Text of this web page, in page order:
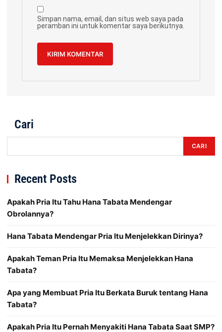
Simpan nama, email, dan situs web saya pada
peramban ini untuk komentar saya berikutnya.
Cari
CARI
Recent Posts
Apakah Pria Itu Tahu Hana Tabata Mendengar
Obrolannya?
Hana Tabata Mendengar Pria Itu Menjelekkan Dirinya?
Apakah Teman Pria Itu Memaksa Menjelekkan Hana
Tabata?
Apa yang Membuat Pria Itu Berkata Buruk tentang Hana
Tabata?
Apakah Pria Itu Pernah Menyakiti Hana Tabata Saat SMP?